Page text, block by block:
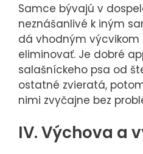
Samce bývajú v
neznášanlivé k iným
dá vhodným výcvikom
eliminovať. Je dobré
salašníckeho psa od
ostatné zvieratá,
nimi zvyčajne bez
IV. Výchova a